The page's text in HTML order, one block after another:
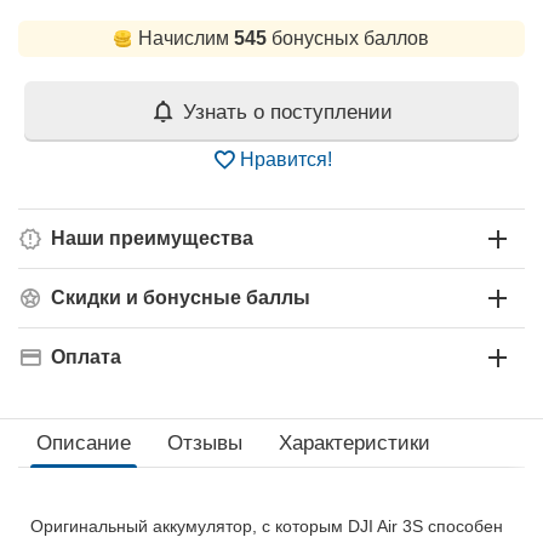
Начислим 545 бонусных баллов
Узнать о поступлении
Нравится!
Наши преимущества
Скидки и бонусные баллы
Оплата
Описание Отзывы Характеристики
Оригинальный аккумулятор, с которым DJI Air 3S способен